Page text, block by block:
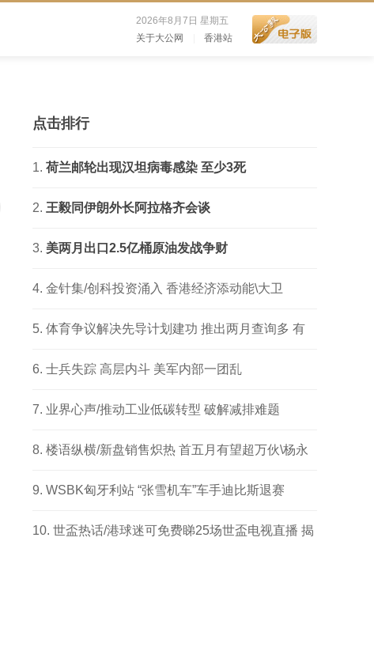
2026年8月7日 星期五
关于大公网
香港站
点击排行
荷兰邮轮出现汉坦病毒感染 至少3死
王毅同伊朗外长阿拉格齐会谈
美两月出口2.5亿桶原油发战争财
金针集/创科投资涌入 香港经济添动能\大卫
体育争议解决先导计划建功 推出两月查询多 有
成功个案
士兵失踪 高层内斗 美军内部一团乱
业界心声/推动工业低碳转型 破解减排难题
楼语纵横/新盘销售炽热 首五月有望超万伙\杨永
健 WSBK匈牙利站 “张雪机车”车手迪比斯退赛
世盃热话/港球迷可免费睇25场世盃电视直播 揭